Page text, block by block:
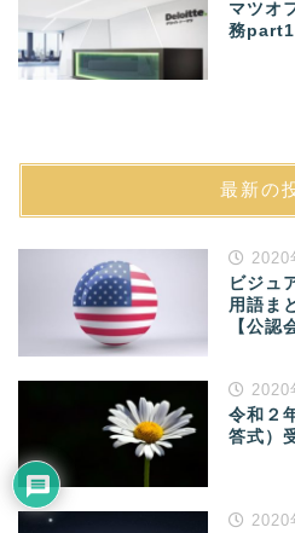
マツオ
務part1
最新の
2020
ビジュ
用語ま
【公認
2020
令和２
答式）
2020